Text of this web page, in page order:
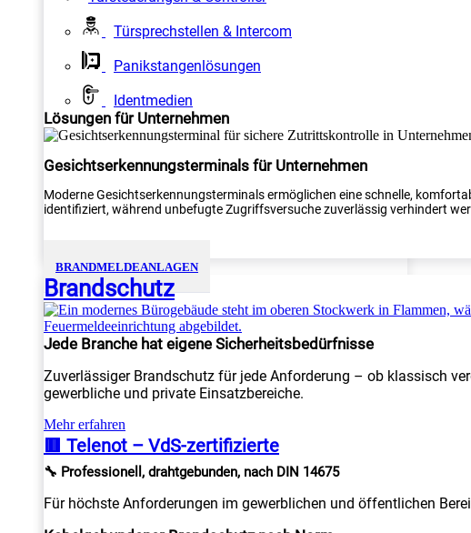
Türsprechstellen & Intercom
Panikstangenlösungen
Identmedien
Lösungen für Unternehmen
Gesichtserkennungsterminals für Unternehmen
Moderne Gesichtserkennungsterminals ermöglichen eine schnelle,
identifiziert, während unbefugte Zugriffsversuche zuverlässig verhindert
BRANDMELDEANLAGEN
Brandschutz
Jede Branche hat eigene Sicherheitsbedürfnisse
Zuverlässiger Brandschutz für jede Anforderung – ob klassisch
gewerbliche und private Einsatzbereiche.
Mehr erfahren
🟥 Telenot – VdS-zertifizierte
🔧 Professionell, drahtgebunden, nach DIN 14675
Für höchste Anforderungen im gewerblichen und öffentlichen